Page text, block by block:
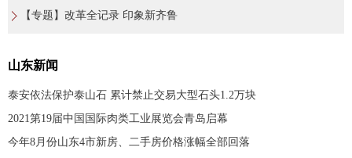
【专题】改革全记录 印象新齐鲁
山东新闻
泰安依法保护泰山石 累计禁止交易大型石头1.2万块
2021第19届中国国际肉类工业展览会青岛启幕
今年8月份山东4市新房、二手房价格涨幅全部回落